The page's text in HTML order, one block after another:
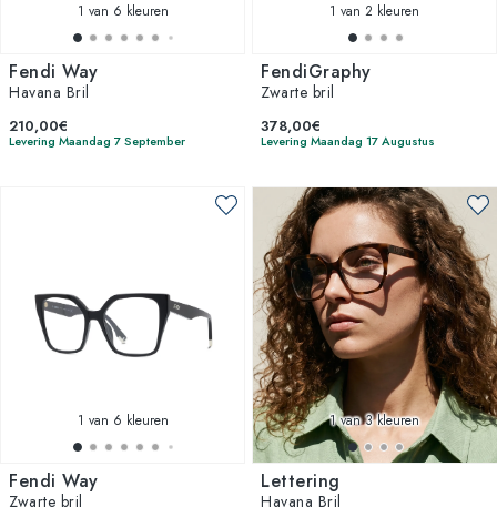
1 van 6 kleuren
Fendi Way
Havana Bril
210,00€
Levering Maandag 7 September
1 van 2 kleuren
FendiGraphy
Zwarte bril
378,00€
Levering Maandag 17 Augustus
1 van 6 kleuren
Fendi Way
Zwarte bril
1van 3 kleuren
Lettering
Havana Bril